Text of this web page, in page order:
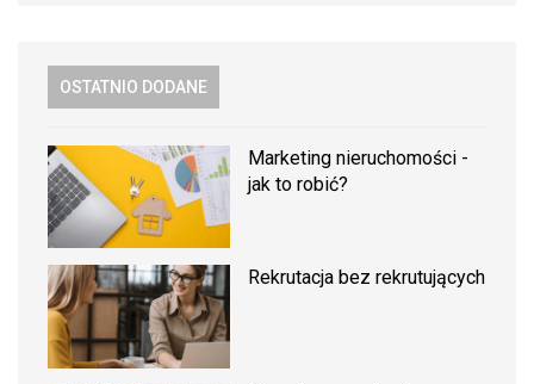
OSTATNIO DODANE
Marketing nieruchomości -
jak to robić?
Rekrutacja bez rekrutujących